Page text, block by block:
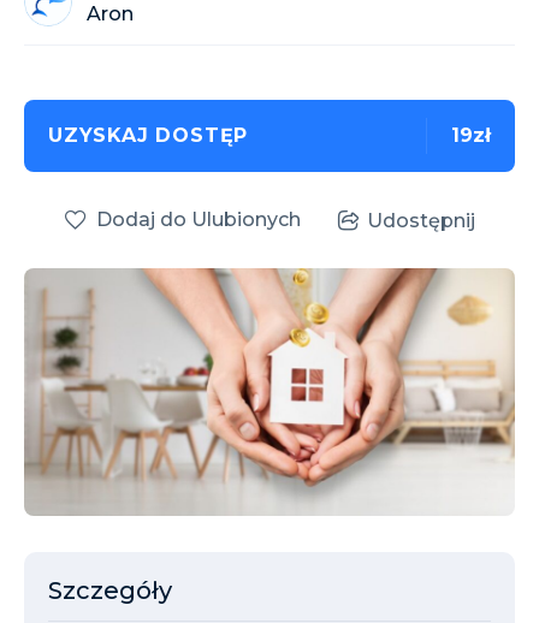
Aron
UZYSKAJ DOSTĘP 19zł
Dodaj do Ulubionych Udostępnij
Szczegóły